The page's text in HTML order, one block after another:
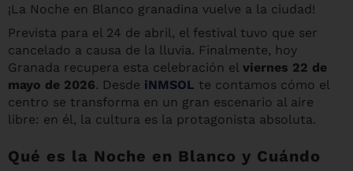
¡La Noche en Blanco granadina vuelve a la ciudad!
Prevista para el 24 de abril, el festival tuvo que ser
cancelado a causa de la lluvia. Finalmente, hoy
Granada recupera esta celebración el viernes 22 de
mayo de 2026. Desde iNMSOL te contamos cómo el
centro se transforma en un gran escenario al aire
libre: en él, la cultura es la protagonista absoluta.
Qué es la Noche en Blanco y Cuándo